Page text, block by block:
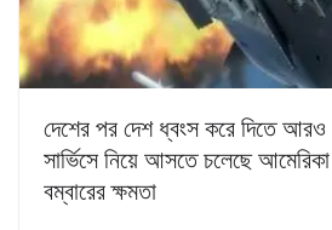
দেশের পর দেশ ধ্বংস করে দিতে
সার্ভিসে নিয়ে আসতে চলেছে
বম্বারের ক্ষমতা